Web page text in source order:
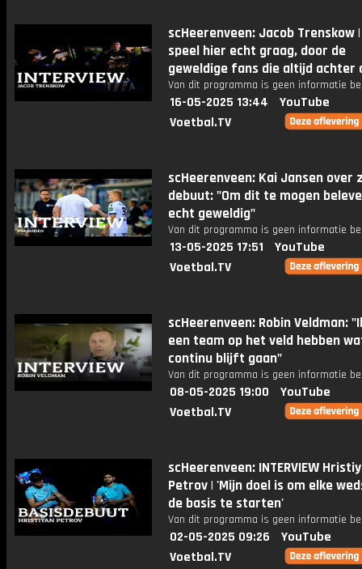
scHeerenveen: Jacob Trenskow
speel hier echt graag, door de
geweldige fans die altijd achter
Van dit programma is geen informatie
16-05-2025 13:44
YouTube
Voetbal.TV
scHeerenveen: Kai Jansen over
debuut: "Om dit te mogen
echt geweldig"
Van dit programma is geen informatie
13-05-2025 17:51
YouTube
Voetbal.TV
scHeerenveen: Robin Veldman:
een team op het veld hebben
continu blijft gaan"
Van dit programma is geen informatie
08-05-2025 19:00
YouTube
Voetbal.TV
scHeerenveen: INTERVIEW
Petrov | 'Mijn doel is om elke
de basis te starten'
Van dit programma is geen informatie
02-05-2025 09:26
YouTube
Voetbal.TV